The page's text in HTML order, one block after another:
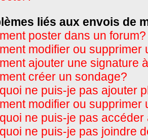
liés aux envois de
poster dans un forum?
modifier ou supprimer
ajouter une signature
créer un sondage?
ne puis-je pas ajouter
modifier ou supprimer
ne puis-je pas accéder
ne puis-je pas joindre